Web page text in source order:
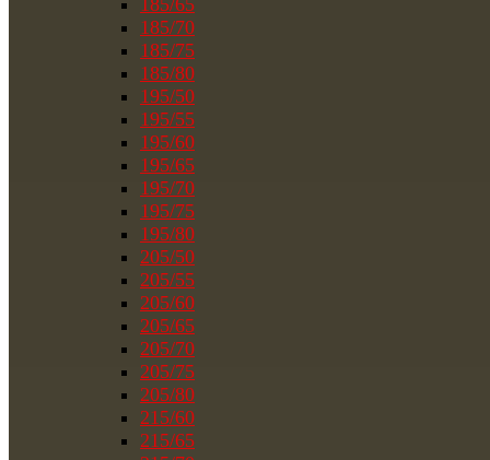
185/65
185/70
185/75
185/80
195/50
195/55
195/60
195/65
195/70
195/75
195/80
205/50
205/55
205/60
205/65
205/70
205/75
205/80
215/60
215/65